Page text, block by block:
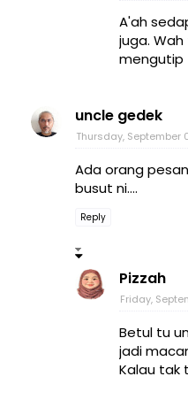
A'ah
juga.
mengutip
uncle gedek
Thursday, September
Ada orang
busut ni....
Reply
Pizzah
Friday,
Betul tu
jadi
Kalau tak